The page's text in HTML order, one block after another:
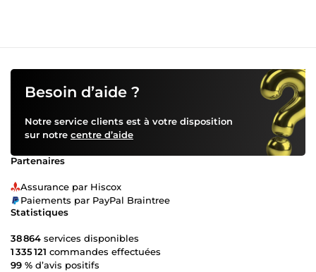
Besoin d’aide ?
Notre service clients est à votre disposition
sur notre centre d’aide
Partenaires
Assurance par Hiscox
Paiements par PayPal Braintree
Statistiques
38 864 services disponibles
1 335 121 commandes effectuées
99 % d’avis positifs